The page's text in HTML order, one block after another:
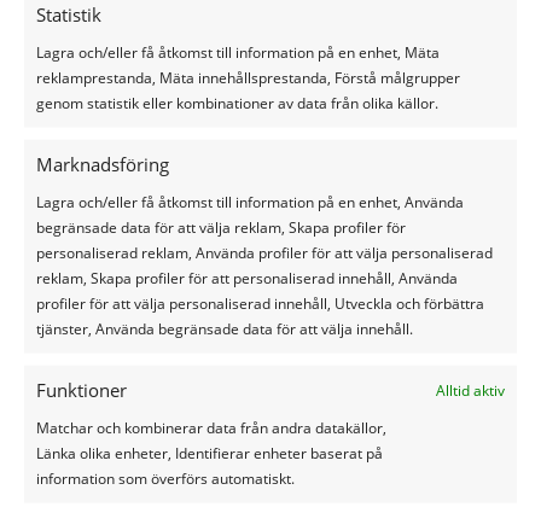
Statistik
Lagra och/eller få åtkomst till information på en enhet, Mäta
reklamprestanda, Mäta innehållsprestanda, Förstå målgrupper
genom statistik eller kombinationer av data från olika källor.
Marknadsföring
Lagra och/eller få åtkomst till information på en enhet, Använda
begränsade data för att välja reklam, Skapa profiler för
personaliserad reklam, Använda profiler för att välja personaliserad
reklam, Skapa profiler för att personaliserad innehåll, Använda
profiler för att välja personaliserad innehåll, Utveckla och förbättra
tjänster, Använda begränsade data för att välja innehåll.
Funktioner
Alltid aktiv
Matchar och kombinerar data från andra datakällor,
Länka olika enheter, Identifierar enheter baserat på
information som överförs automatiskt.
eenmaal strak ligt, is het lastig dit ook strak te houden.
En hoe vervelend is dat wel niet?
Weinig handen maken licht werk
gehouden. Onder het afdeksysteem, komt eerst
landbouwplastic dat aan beide zijden dubbel over de
kuil komt: van de linkerwand naar de rechterwand en
andersom. Daarna kunt u eenvoudig met twee man de
kuil sluiten. Eén persoon houdt een gedeelte
landbouwplastic strak en de ander bevestigt de Silage
Safe doeken aan elkaar. U kunt dus per twee meter de
doeken direct strak over de kuil krijgen. Als alle doeken
de speciale spanner.
Afdekken met de hele familie is soms